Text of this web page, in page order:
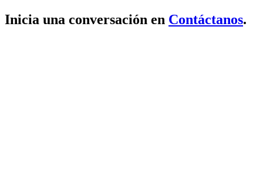
Inicia una conversación en Contáctanos.